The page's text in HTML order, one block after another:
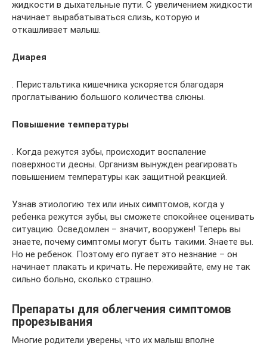
жидкости в дыхательные пути. С увеличением жидкости
начинает вырабатываться слизь, которую и
откашливает малыш.
Диарея
. Перистальтика кишечника ускоряется благодаря
проглатыванию большого количества слюны.
Повышение температуры
. Когда режутся зубы, происходит воспаление
поверхности десны. Организм вынужден реагировать
повышением температуры как защитной реакцией.
Узнав этиологию тех или иных симптомов, когда у
ребенка режутся зубы, вы сможете спокойнее оценивать
ситуацию. Осведомлен – значит, вооружен! Теперь вы
знаете, почему симптомы могут быть такими. Знаете вы.
Но не ребенок. Поэтому его пугает это незнание – он
начинает плакать и кричать. Не переживайте, ему не так
сильно больно, сколько страшно.
Препараты для облегчения симптомов
прорезывания
Многие родители уверены, что их малыш вполне